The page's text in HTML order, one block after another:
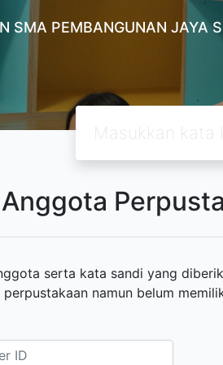
SMA PEMBANGUNAN JAYA
serta kata sandi yang
namun belum